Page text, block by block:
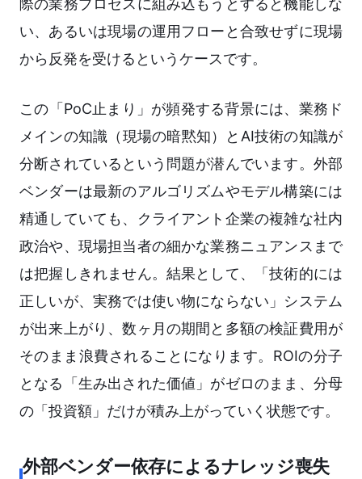
際の業務プロセスに組み込もうとすると機能しな
い、あるいは現場の運用フローと合致せずに現場
から反発を受けるというケースです。
この「PoC止まり」が頻発する背景には、業務ド
メインの知識（現場の暗黙知）とAI技術の知識が
分断されているという問題が潜んでいます。外部
ベンダーは最新のアルゴリズムやモデル構築には
精通していても、クライアント企業の複雑な社内
政治や、現場担当者の細かな業務ニュアンスまで
は把握しきれません。結果として、「技術的には
正しいが、実務では使い物にならない」システム
が出来上がり、数ヶ月の期間と多額の検証費用が
そのまま浪費されることになります。ROIの分子
となる「生み出された価値」がゼロのまま、分母
の「投資額」だけが積み上がっていく状態です。
外部ベンダー依存によるナレッジ喪失